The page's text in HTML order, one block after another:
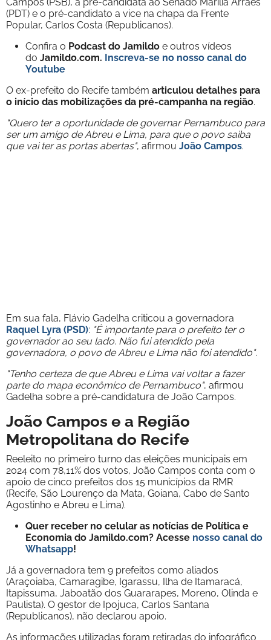
(PDT) e o pré-candidato a vice na chapa da Frente
Popular, Carlos Costa (Republicanos).
Confira o Podcast do Jamildo e outros vídeos
do Jamildo.com. Inscreva-se no nosso canal do
Youtube
O ex-prefeito do Recife também articulou detalhes para
o início das mobilizações da pré-campanha na região.
"Quero ter a oportunidade de governar Pernambuco para
ser um amigo de Abreu e Lima, para que o povo saiba
que vai ter as portas abertas", afirmou João Campos.
Em sua fala, Flávio Gadelha criticou a governadora
Raquel Lyra (PSD): "É importante para o prefeito ter o
governador ao seu lado. Não fui atendido pela
governadora, o povo de Abreu e Lima não foi atendido".
"Tenho certeza de que Abreu e Lima vai voltar a fazer
parte do mapa econômico de Pernambuco", afirmou
Gadelha sobre a pré-candidatura de João Campos.
João Campos e a Região
Metropolitana do Recife
Reeleito no primeiro turno das eleições municipais em
2024 com 78,11% dos votos, João Campos conta com o
apoio de cinco prefeitos dos 15 municípios da RMR
(Recife, São Lourenço da Mata, Goiana, Cabo de Santo
Agostinho e Abreu e Lima).
Quer receber no celular as notícias de Política e
Economia do Jamildo.com? Acesse nosso canal do
Whatsapp!
Já a governadora tem 9 prefeitos como aliados
(Araçoiaba, Camaragibe, Igarassu, Ilha de Itamaracá,
Itapissuma, Jaboatão dos Guararapes, Moreno, Olinda e
Paulista). O gestor de Ipojuca, Carlos Santana
(Republicanos), não declarou apoio.
As informações utilizadas foram retiradas do infográfico